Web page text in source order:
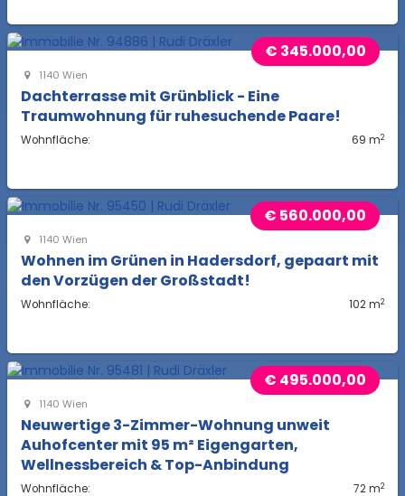
€ 345.000,00
1140 Wien
Dachterrasse mit Grünblick - Eine
Traumwohnung für ruhesuchende Paare!
Wohnfläche: 69 m2
€ 560.000,00
1140 Wien
Wohnen im Grünen in Hadersdorf, gepaart mit
den Vorzügen der Großstadt!
Wohnfläche: 102 m2
€ 495.000,00
1140 Wien
Neuwertige 3-Zimmer-Wohnung unweit
Auhofcenter mit 95 m² Eigengarten,
Wellnessbereich & Top-Anbindung
Wohnfläche: 72 m2